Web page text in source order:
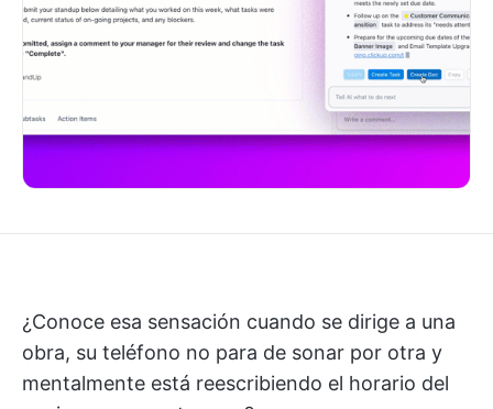
¿Conoce esa sensación cuando se dirige a una
obra, su teléfono no para de sonar por otra y
mentalmente está reescribiendo el horario del